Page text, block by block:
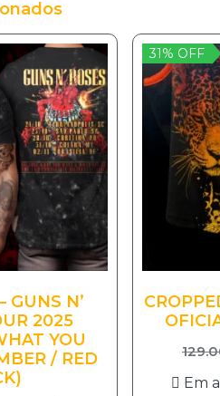
GUNS N’
2025
YOU
/ RED
31% OFF
Em